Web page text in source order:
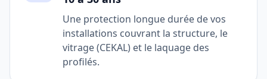
Une protection longue durée de vos
installations couvrant la structure, le
vitrage (CEKAL) et le laquage des
profilés.